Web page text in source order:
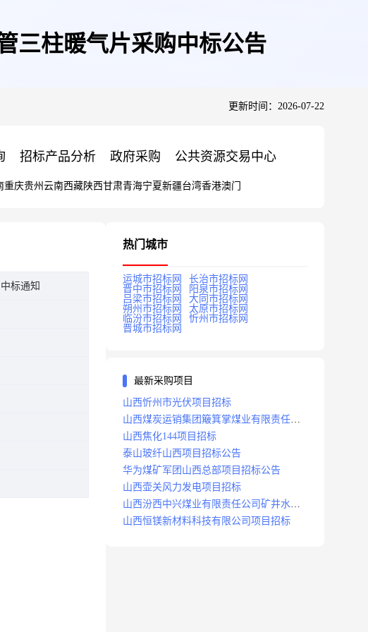
三柱暖气片采购中标公告
更新时间：2026-07-22
招标产品分析 政府采购 公共资源交易中心
重庆贵州 云南西藏陕西甘肃青海宁夏新疆台湾香港澳门
标通知
热门城市
运城市招标网
长治市招标网
晋中市招标网
阳泉市招标网
吕梁市招标网
大同市招标网
朔州市招标网
太原市招标网
临汾市招标网
忻州市招标网
晋城市招标网
最新采购项目
山西忻州市光伏项目招标
山西煤炭运销集团簸箕掌煤业有限责任公
司井田地面三维地震勘探项目招标
山西焦化144项目招标
泰山玻纤山西项目招标公告
华为煤矿军团山西总部项目招标公告
山西壶关风力发电项目招标
山西汾西中兴煤业有限责任公司矿井水处
理站升级改造项目招标
山西恒镁新材料科技有限公司项目招标